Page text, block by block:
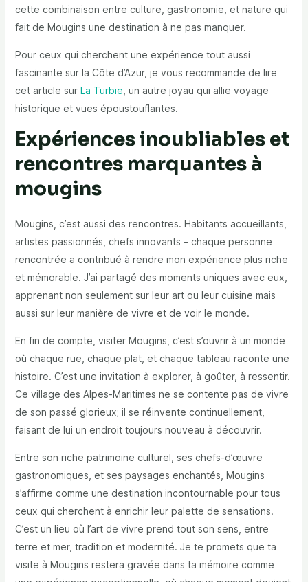
cette combinaison entre culture, gastronomie, et nature qui
fait de Mougins une destination à ne pas manquer.
Pour ceux qui cherchent une expérience tout aussi
fascinante sur la Côte d’Azur, je vous recommande de lire
cet article sur La Turbie , un autre joyau qui allie voyage
historique et vues époustouflantes.
Expériences inoubliables et
rencontres marquantes à
mougins
Mougins, c’est aussi des rencontres. Habitants accueillants,
artistes passionnés, chefs innovants – chaque personne
rencontrée a contribué à rendre mon expérience plus riche
et mémorable. J’ai partagé des moments uniques avec eux,
apprenant non seulement sur leur art ou leur cuisine mais
aussi sur leur manière de vivre et de voir le monde.
En fin de compte, visiter Mougins, c’est s’ouvrir à un monde
où chaque rue, chaque plat, et chaque tableau raconte une
histoire. C’est une invitation à explorer, à goûter, à ressentir.
Ce village des Alpes-Maritimes ne se contente pas de vivre
de son passé glorieux; il se réinvente continuellement,
faisant de lui un endroit toujours nouveau à découvrir.
Entre son riche patrimoine culturel, ses chefs-d’œuvre
gastronomiques, et ses paysages enchantés, Mougins
s’affirme comme une destination incontournable pour tous
ceux qui cherchent à enrichir leur palette de sensations.
C’est un lieu où l’art de vivre prend tout son sens, entre
terre et mer, tradition et modernité. Je te promets que ta
visite à Mougins restera gravée dans ta mémoire comme